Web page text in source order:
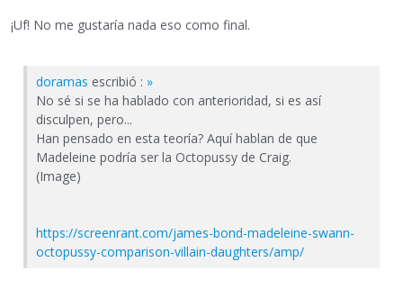
¡Uf! No me gustaría nada eso como final.
doramas escribió : »
No sé si se ha hablado con anterioridad, si es así
disculpen, pero...
Han pensado en esta teoría? Aquí hablan de que
Madeleine podría ser la Octopussy de Craig.
(Image)
https://screenrant.com/james-bond-madeleine-swann-
octopussy-comparison-villain-daughters/amp/